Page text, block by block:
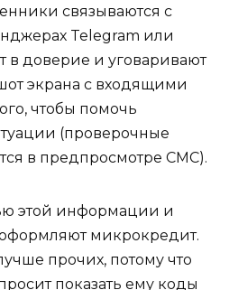
связываются с
Telegram или
в доверие и уговаривают
экрана с входящими
чтобы помочь
(проверочные
в предпросмотре СМС).
этой информации и
микрокредит.
прочих, потому что
показать ему коды